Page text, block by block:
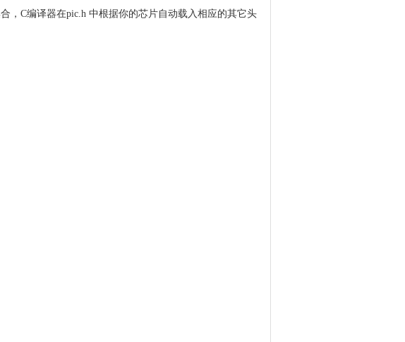
，C编译器在pic.h 中根据你的芯片自动载入相应的其它头